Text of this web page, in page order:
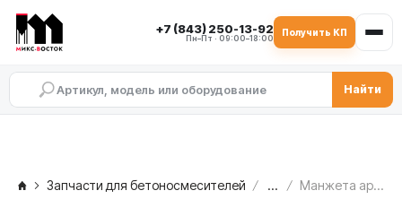
+7 (843) 250-13-92
Пн–Пт · 09:00–18:00
Получить КП
Найти
Запчасти для бетоносмесителей ... Манжета армированная (сальник) 110х130х12 DPSM C.M. MB 2500 — со стороны редуктора